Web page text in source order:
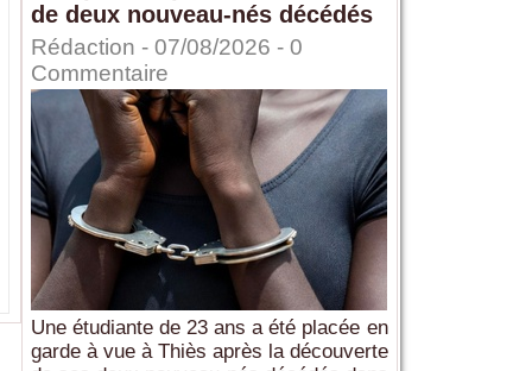
de deux nouveau-nés décédés
Rédaction - 07/08/2026 - 0
Commentaire
Une étudiante de 23 ans a été placée en
garde à vue à Thiès après la découverte